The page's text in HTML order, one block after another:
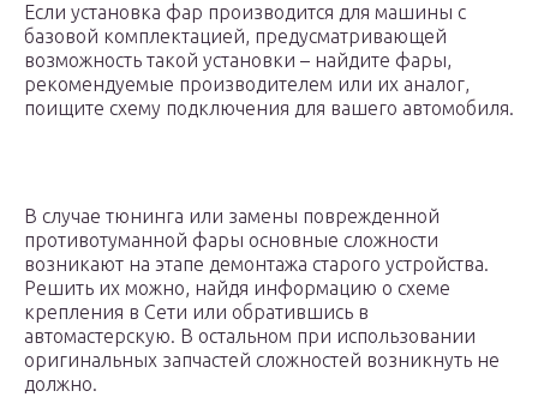
Если установка фар производится для машины с
базовой комплектацией, предусматривающей
возможность такой установки – найдите фары,
рекомендуемые производителем или их аналог,
поищите схему подключения для вашего автомобиля.
В случае тюнинга или замены поврежденной
противотуманной фары основные сложности
возникают на этапе демонтажа старого устройства.
Решить их можно, найдя информацию о схеме
крепления в Сети или обратившись в
автомастерскую. В остальном при использовании
оригинальных запчастей сложностей возникнуть не
должно.